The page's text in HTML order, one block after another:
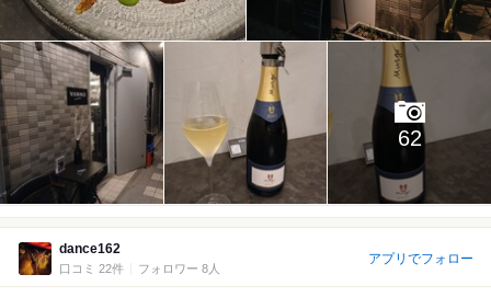
62
dance162
口コミ 22件 フォロワー 8人
アプリでフォロー